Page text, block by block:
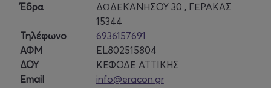
Εύκολη πρόσβαση με ΜΜΜ
Δωρεάν parking για εκθέτες & επισκέπτες
━━━━━━━━━━━━━━━━━━
TOYCON GREECE 2026
Έδρα
ΔΩΔΕΚΑΝΗΣΟΥ 30 , ΓΕΡΑΚΑΣ
15344
Τηλέφωνο
6936157691
ΑΦΜ
EL802515804
ΔΟΥ
ΚΕΦΟΔΕ ΑΤΤΙΚΗΣ
Email
info@eracon.gr